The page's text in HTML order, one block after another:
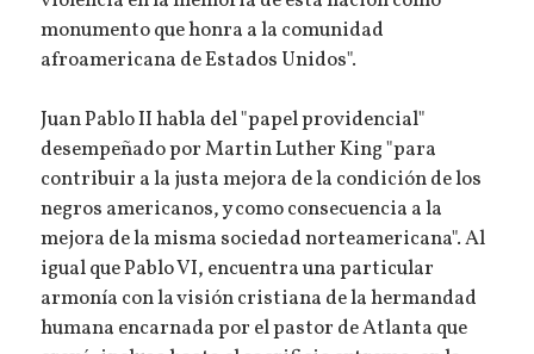
monumento que honra a la comunidad
afroamericana de Estados Unidos".
Juan Pablo II habla del "papel providencial"
desempeñado por Martin Luther King "para
contribuir a la justa mejora de la condición de los
negros americanos, y como consecuencia a la
mejora de la misma sociedad norteamericana". Al
igual que Pablo VI, encuentra una particular
armonía con la visión cristiana de la hermandad
humana encarnada por el pastor de Atlanta que